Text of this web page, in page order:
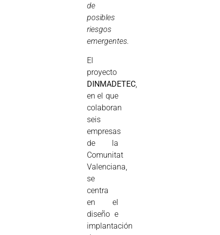
de
posibles
riesgos
emergentes.
El
proyecto
DINMADETEC
en el que
colaboran
seis
empresas
de la
Comunitat
Valenciana,
se
centra
en el
diseño e
implantación